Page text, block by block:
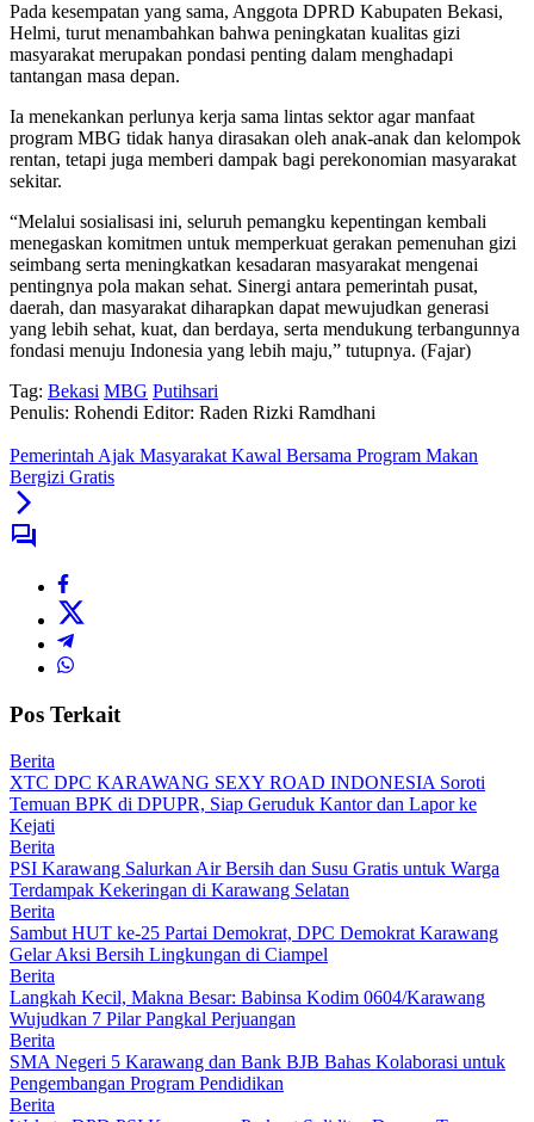
Pada kesempatan yang sama, Anggota DPRD Kabupaten Bekasi,
Helmi, turut menambahkan bahwa peningkatan kualitas gizi
masyarakat merupakan pondasi penting dalam menghadapi
tantangan masa depan.
Ia menekankan perlunya kerja sama lintas sektor agar manfaat
program MBG tidak hanya dirasakan oleh anak-anak dan kelompok
rentan, tetapi juga memberi dampak bagi perekonomian masyarakat
sekitar.
“Melalui sosialisasi ini, seluruh pemangku kepentingan kembali
menegaskan komitmen untuk memperkuat gerakan pemenuhan gizi
seimbang serta meningkatkan kesadaran masyarakat mengenai
pentingnya pola makan sehat. Sinergi antara pemerintah pusat,
daerah, dan masyarakat diharapkan dapat mewujudkan generasi
yang lebih sehat, kuat, dan berdaya, serta mendukung terbangunnya
fondasi menuju Indonesia yang lebih maju,” tutupnya. (Fajar)
Tag: Bekasi MBG Putihsari
Penulis: Rohendi Editor: Raden Rizki Ramdhani
Pemerintah Ajak Masyarakat Kawal Bersama Program Makan
Bergizi Gratis
Pos Terkait
Berita
XTC DPC KARAWANG SEXY ROAD INDONESIA Soroti
Temuan BPK di DPUPR, Siap Geruduk Kantor dan Lapor ke
Kejati
Berita
PSI Karawang Salurkan Air Bersih dan Susu Gratis untuk Warga
Terdampak Kekeringan di Karawang Selatan
Berita
Sambut HUT ke-25 Partai Demokrat, DPC Demokrat Karawang
Gelar Aksi Bersih Lingkungan di Ciampel
Berita
Langkah Kecil, Makna Besar: Babinsa Kodim 0604/Karawang
Wujudkan 7 Pilar Pangkal Perjuangan
Berita
SMA Negeri 5 Karawang dan Bank BJB Bahas Kolaborasi untuk
Pengembangan Program Pendidikan
Berita